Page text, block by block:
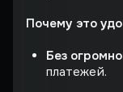
Почему это
Без
платежей.